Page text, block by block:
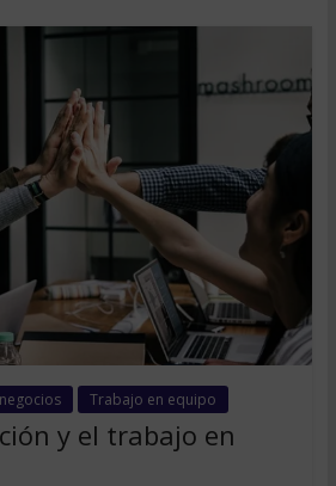
Trabajo en equipo
y el trabajo en